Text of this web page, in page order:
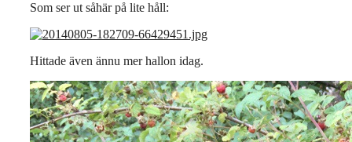
Som ser ut såhär på lite håll:
Hittade även ännu mer hallon idag.